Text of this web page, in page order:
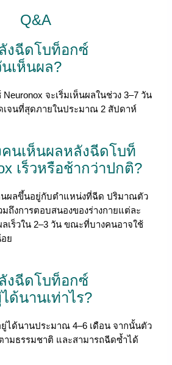
Q&A
งฉีดโบท็อกซ์
เห็นผล?
จะเริ่มเห็นผลในช่วง 3–7 วัน
เจนที่สุดภายในประมาณ 2 สัปดาห์
คนเห็นผลหลังฉีดโบท็
เร็วหรือช้ากว่าปกติ?
ห็นผลขึ้นอยู่กับตำแหน่งที่ฉีด ปริมาณตัว
ถึงการตอบสนองของร่างกายแต่ละ
เร็วใน 2–3 วัน ขณะที่บางคนอาจใช้
ย
งฉีดโบท็อกซ์
ด้นานเท่าไร?
ได้นานประมาณ 4–6 เดือน จากนั้นตัว
ามธรรมชาติ และสามารถฉีดซ้ำได้